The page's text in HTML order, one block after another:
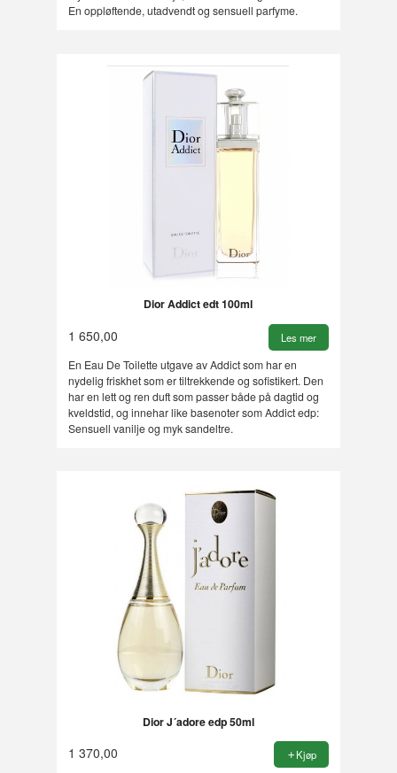
En oppløftende, utadvendt og sensuell parfyme.
Dior Addict edt 100ml
1 650,00 Les mer
En Eau De Toilette utgave av Addict som har en
nydelig friskhet som er tiltrekkende og sofistikert. Den
har en lett og ren duft som passer både på dagtid og
kveldstid, og innehar like basenoter som Addict edp:
Sensuell vanilje og myk sandeltre.
Dior J´adore edp 50ml
1 370,00 Kjøp